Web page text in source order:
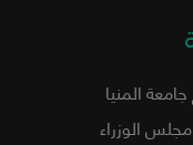
المنيا
الوزراء